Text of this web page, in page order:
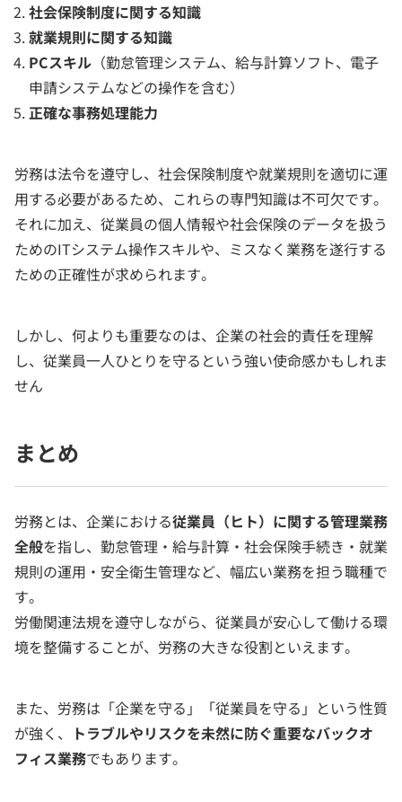
社会保険制度に関する知識
就業規則に関する知識
PCスキル （勤怠管理システム、給与計算ソフト、電子
申請システムなどの操作を含む）
正確な事務処理能力
労務は法令を遵守し、社会保険制度や就業規則を適切に運
用する必要があるため、これらの専門知識は不可欠です。
それに加え、従業員の個人情報や社会保険のデータを扱う
ためのITシステム操作スキルや、ミスなく業務を遂行する
ための正確性が求められます。
しかし、何よりも重要なのは、企業の社会的責任を理解
し、従業員一人ひとりを守るという強い使命感かもしれま
せん
まとめ
労務とは、企業における従業員（ヒト）に関する管理業務
全般を指し、勤怠管理・給与計算・社会保険手続き・就業
規則の運用・安全衛生管理など、幅広い業務を担う職種で
す。
労働関連法規を遵守しながら、従業員が安心して働ける環
境を整備することが、労務の大きな役割といえます。
また、労務は「企業を守る」「従業員を守る」という性質
が強く、
トラブルやリスクを未然に防ぐ重要なバックオ
フィス業務でもあります。